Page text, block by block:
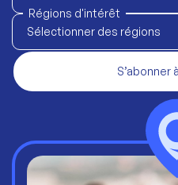
Régions d'intérêt
Sélectionner des régions
S’abonner